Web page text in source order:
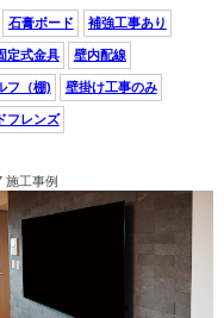
石膏ボード 補強工事あり
定式金具 壁内配線
フ（棚) 壁掛け工事のみ
フレンズ
施工事例